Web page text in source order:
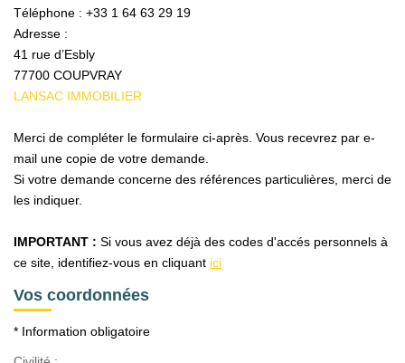
Téléphone : +33 1 64 63 29 19
Adresse :
41 rue d’Esbly
77700 COUPVRAY
LANSAC IMMOBILIER
Merci de compléter le formulaire ci-après. Vous recevrez par e-
mail une copie de votre demande.
Si votre demande concerne des références particulières, merci de
les indiquer.
IMPORTANT : Si vous avez déjà des codes d'accés personnels à
ce site, identifiez-vous en cliquant ici
Vos coordonnées
* Information obligatoire